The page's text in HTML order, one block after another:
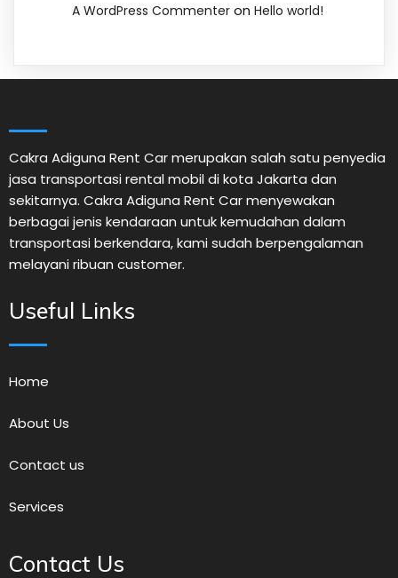
A WordPress Commenter on Hello world!
Cakra Adiguna Rent Car merupakan salah satu penyedia
jasa transportasi rental mobil di kota Jakarta dan
sekitarnya. Cakra Adiguna Rent Car menyewakan
berbagai jenis kendaraan untuk kemudahan dalam
transportasi berkendara, kami sudah berpengalaman
melayani ribuan customer.
Useful Links
Home
About Us
Contact us
Services
Contact Us